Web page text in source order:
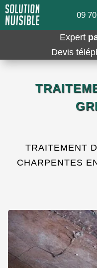
Expert
Devis
TRAITEMENT
CHARPENTES
09